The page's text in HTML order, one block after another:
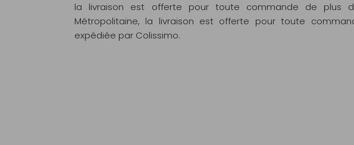
la livraison est offerte pour toute commande de plus
Métropolitaine, la livraison est offerte pour toute
expédiée par Colissimo.